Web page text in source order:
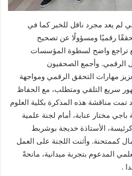
لم يعد مجرد ناقل للخبر كما في
رقميًا ومسؤولًا عن تصحيح
مع تراجع واضح لسطوة المؤسسات
الرقمي. وأجمع الصحفيون
مهارات التحقق الرقمي ومواجهة
سريع التلقي ومتطلب، مع الحفاظ
تمت مناقشة هذه المذكرة بكلية العلوم
باجي مختار عنابة، أمام لجنة علمية
الأستاذة خديجة بوشربط
كممتحنة. وأثنت اللجنة على العمل
المدعوم بتجربة ميدانية، مانحةً
.